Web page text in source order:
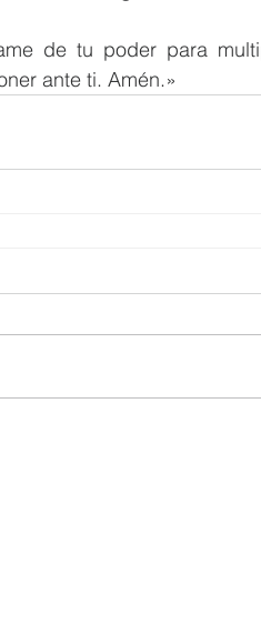
de tu poder para
ante ti. Amén.»